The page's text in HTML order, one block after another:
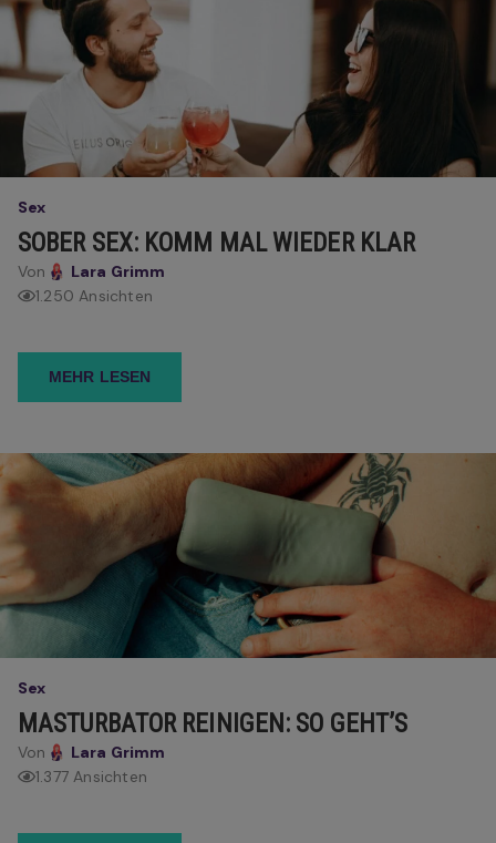
Sex
SOBER SEX: KOMM MAL WIEDER KLAR
Von
Lara Grimm
1.250 Ansichten
MEHR LESEN
Sex
MASTURBATOR REINIGEN: SO GEHT’S
Von
Lara Grimm
1.377 Ansichten